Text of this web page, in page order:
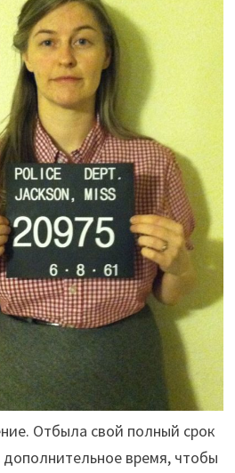
Отбыла свой полный срок
время, чтобы